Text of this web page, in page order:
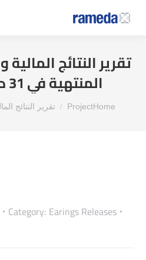
تقرير النتائج
المنتهية في 31 ديسمبر 2021
You are here:
Home
Project تقرير النتائج
Category: Earings Releases